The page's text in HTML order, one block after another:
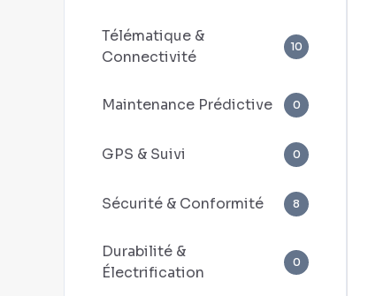
Télématique &
Connectivité
10
Maintenance Prédictive 0
GPS & Suivi 0
Sécurité & Conformité 8
Durabilité &
Électrification
0